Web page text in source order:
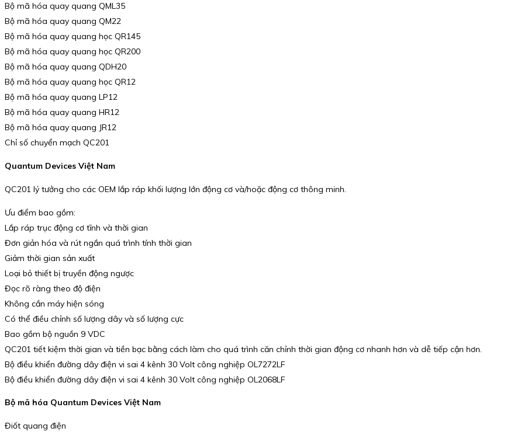
Bộ mã hóa quay quang QML35
Bộ mã hóa quay quang QM22
Bộ mã hóa quay quang học QR145
Bộ mã hóa quay quang học QR200
Bộ mã hóa quay quang QDH20
Bộ mã hóa quay quang học QR12
Bộ mã hóa quay quang LP12
Bộ mã hóa quay quang HR12
Bộ mã hóa quay quang JR12
Chỉ số chuyển mạch QC201
Quantum Devices Việt Nam
QC201 lý tưởng cho các OEM lắp ráp khối lượng lớn động cơ và/hoặc động cơ thông minh.
Ưu điểm bao gồm:
Lắp ráp trục động cơ tĩnh và thời gian
Đơn giản hóa và rút ngắn quá trình tính thời gian
Giảm thời gian sản xuất
Loại bỏ thiết bị truyền động ngược
Đọc rõ ràng theo độ điện
Không cần máy hiện sóng
Có thể điều chỉnh số lượng dây và số lượng cực
Bao gồm bộ nguồn 9 VDC
QC201 tiết kiệm thời gian và tiền bạc bằng cách làm cho quá trình căn chỉnh thời gian động cơ nhanh hơn và dễ tiếp cận hơn.
Bộ điều khiển đường dây điện vi sai 4 kênh 30 Volt công nghiệp OL7272LF
Bộ điều khiển đường dây điện vi sai 4 kênh 30 Volt công nghiệp OL2068LF
Bộ mã hóa Quantum Devices Việt Nam
Điốt quang điện